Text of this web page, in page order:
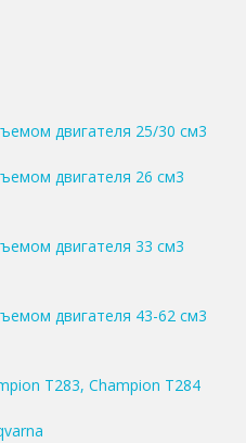
двигателя 25/30 см3
двигателя 26 см3
двигателя 33 см3
двигателя 43-62 см3
T283, Champion T284